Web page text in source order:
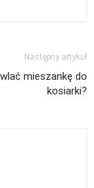
Następny artykuł
mieszankę do
kosiarki?